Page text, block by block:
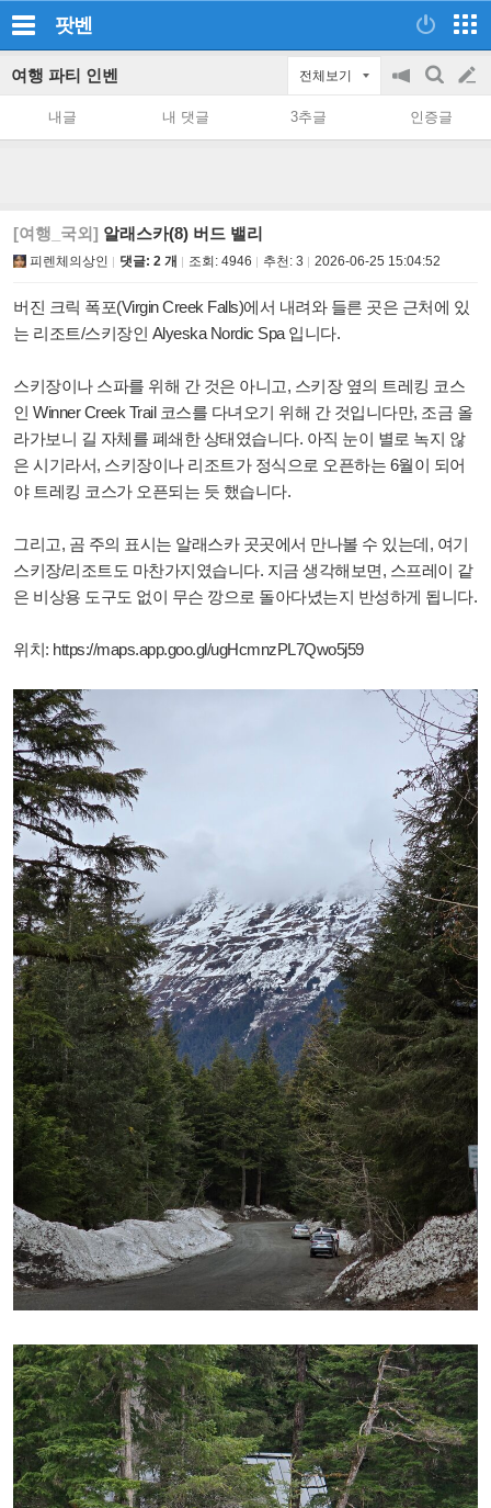
팟벤
여행 파티 인벤 전체보기
공
on/off
검
색
글
쓰
내글 내 댓글 3추글 인증글
[여행_국외] 알래스카(8) 버드 밸리
피렌체의상인 댓글: 2 개 조회: 4946 추천: 3 2026-06-25 15:04:52
버진 크릭 폭포(Virgin Creek Falls)에서 내려와 들른 곳은 근처에 있
는 리조트/스키장인 Alyeska Nordic Spa 입니다.
스키장이나 스파를 위해 간 것은 아니고, 스키장 옆의 트레킹 코스
인 Winner Creek Trail 코스를 다녀오기 위해 간 것입니다만, 조금 올
라가보니 길 자체를 폐쇄한 상태였습니다. 아직 눈이 별로 녹지 않
은 시기라서, 스키장이나 리조트가 정식으로 오픈하는 6월이 되어
야 트레킹 코스가 오픈되는 듯 했습니다.
그리고, 곰 주의 표시는 알래스카 곳곳에서 만나볼 수 있는데, 여기
스키장/리조트도 마찬가지였습니다. 지금 생각해보면, 스프레이 같
은 비상용 도구도 없이 무슨 깡으로 돌아다녔는지 반성하게 됩니다.
위치: https://maps.app.goo.gl/ugHcmnzPL7Qwo5j59